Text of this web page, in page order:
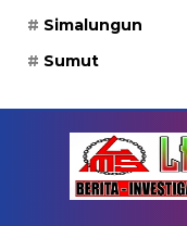
Simalungun
Sumut